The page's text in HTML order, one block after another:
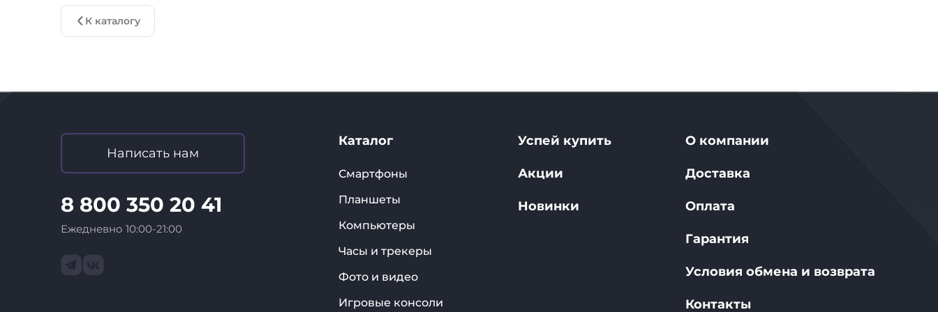
К каталогу
Написать нам
8 800 350 20 41
Ежедневно 10:00-21:00
Каталог
Смартфоны
Планшеты
Компьютеры
Часы и трекеры
Фото и видео
Игровые консоли
Успей купить
Акции
Новинки
О компании
Доставка
Оплата
Гарантия
Условия обмена и возврата
Контакты